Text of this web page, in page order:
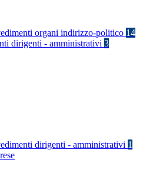
organi indirizzo-politico 14
dirigenti - amministrativi 3
dirigenti - amministrativi 1